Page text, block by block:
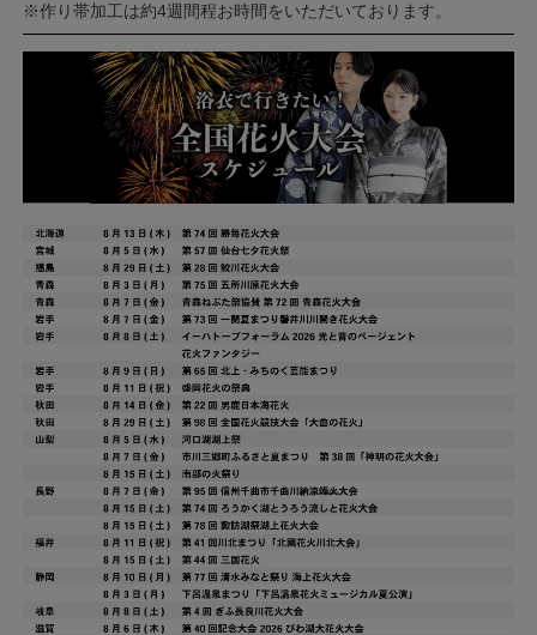
※作り帯加工は約4週間程お時間をいただいております。